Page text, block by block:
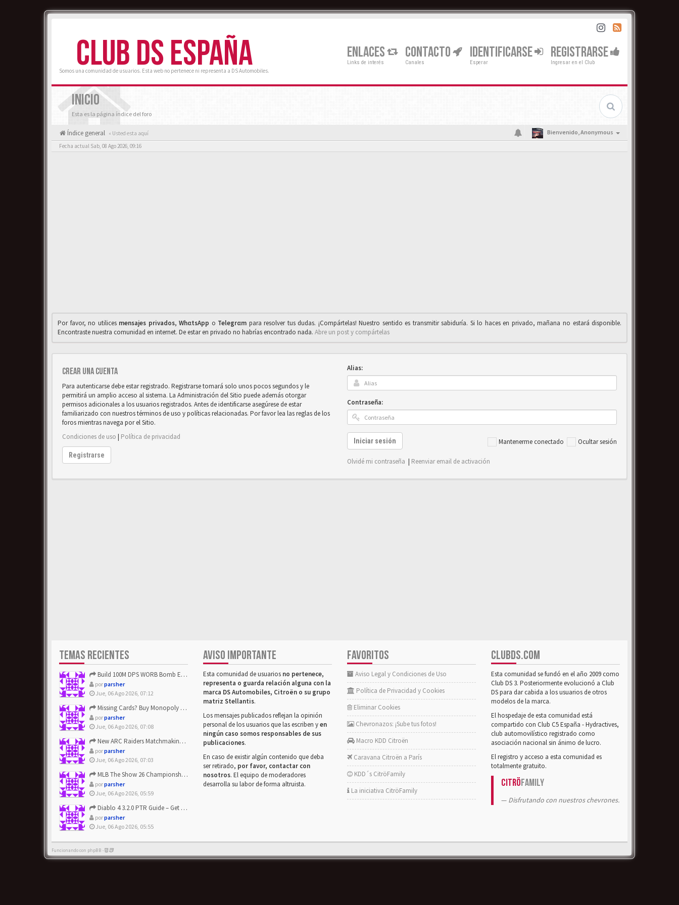
CLUB DS ESPAÑA
Somos una comunidad de usuarios. Esta web no pertenece ni representa a DS Automobiles.
ENLACES
Links de interés
CONTACTO
Canales
IDENTIFICARSE
Esperar
REGISTRARSE
Ingresar en el Club
INICIO
Esta es la página índice del foro
Índice general « Usted esta aquí Bienvenido,Anonymous
Fecha actual Sab, 08 Ago 2026, 09:16
Por favor, no utilices mensajes privados,WhαtsApp o Telegrαm para resolver tus dudas. ¡Compártelas! Nuestro sentido es transmitir sabiduría. Si lo haces en privado, mañana no estará disponible.
Encontraste nuestra comunidad en internet. De estar en privado no habrías encontrado nada. Abre un post y compártelas
Crear una cuenta
Para autenticarse debe estar registrado. Registrarse tomará solo unos pocos segundos y le
permitirá un amplio acceso al sistema. La Administración del Sitio puede además otorgar
permisos adicionales a los usuarios registrados. Antes de identificarse asegúrese de estar
familiarizado con nuestros términos de uso y políticas relacionadas. Por favor lea las reglas de los
foros mientras navega por el Sitio.
Condiciones de uso | Política de privacidad
Registrarse
Alias:
Contraseña:
Mantenerme conectado Ocultar sesión
Iniciar sesión
Olvidé mi contraseña | Reenviar email de activación
TEMAS RECIENTES
Build 100M DPS WORB Bomb Elementalist Fast - Grab POE Curren...
porparsher
Jue, 06 Ago 2026, 07:12
Missing Cards? Buy Monopoly Go Happy Harvest with Looney Tun...
porparsher
Jue, 06 Ago 2026, 07:08
New ARC Raiders Matchmaking Update: Stop Failed - Grab Bluep...
porparsher
Jue, 06 Ago 2026, 07:03
MLB The Show 26 Championship Series Update! Get Cheap & ...
porparsher
Jue, 06 Ago 2026, 05:59
Diablo 4 3.2.0 PTR Guide – Get 8% Off Items Quickly to Test ...
porparsher
Jue, 06 Ago 2026, 05:55
AVISO IMPORTANTE
Esta comunidad de usuarios no pertenece,
representa o guarda relación alguna con la
marca DS Automobiles, Citroën o su grupo
matriz Stellantis.
Los mensajes publicados reflejan la opinión
personal de los usuarios que las escriben yen
ningún caso somos responsables de sus
publicaciones.
En caso de existir algún contenido que deba
ser retirado, por favor, contactar con
nosotros. El equipo de moderadores
desarrolla su labor de forma altruista.
FAVORITOS
Aviso Legal y Condiciones de Uso
Política de Privacidad y Cookies
Eliminar Cookies
Chevronazos: ¡Sube tus fotos!
Macro KDD Citroën
Caravana Citroën a París
KDD´s CitröFamily
La iniciativa CitröFamily
CLUBDS.COM
Esta comunidad se fundó en el año 2009 como
Club DS 3. Posteriormente evolucionó a Club
DS para dar cabida a los usuarios de otros
modelos de la marca.
El hospedaje de esta comunidad está
compartido con Club C5 España - Hydractives,
club automovilístico registrado como
asociación nacional sin ánimo de lucro.
El registro y acceso a esta comunidad es
totalmente gratuito.
CitröFamily
Disfrutando con nuestros chevrones.
Funcionando con phpBB -